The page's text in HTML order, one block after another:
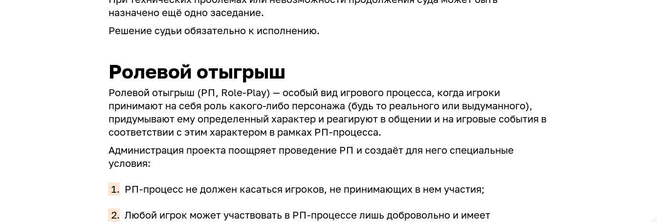
назначено ещё одно заседание.
Решение судьи обязательно к исполнению.
Ролевой отыгрыш
Ролевой отыгрыш (РП , Role-Play) — особый вид игрового процесса, когда игроки
принимают на себя роль какого-либо персонажа (будь то реального или выдуманного),
придумывают ему определенный характер и реагируют в общении и на игровые события в
соответствии с этим характером в рамках РП-процесса.
Администрация проекта поощряет проведение РП и создаёт для него специальные
условия:
1. РП-процесс не должен касаться игроков, не принимающих в нем участия;
2. Любой игрок может участвовать в РП-процессе лишь добровольно и имеет